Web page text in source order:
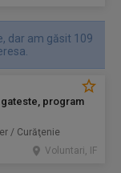
dar am găsit 109
program
/ Curăţenie
Voluntari, IF